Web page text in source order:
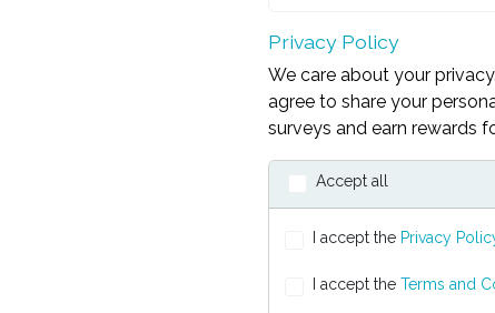
Privacy Policy
We care about your
agree to share your
surveys and earn rewards
Accept all
I accept the Privacy
I accept the Terms and